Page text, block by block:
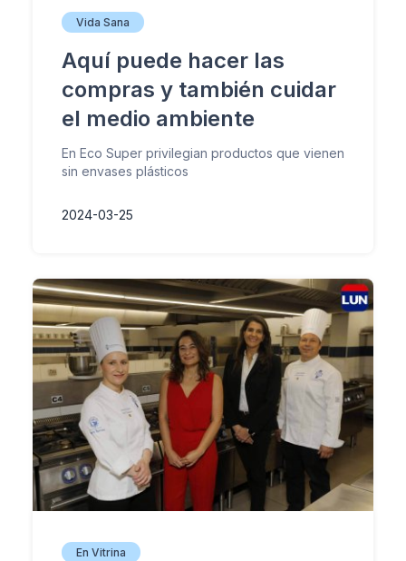
Vida Sana
Aquí puede hacer las
compras y también cuidar
el medio ambiente
En Eco Super privilegian productos que vienen
sin envases plásticos
2024-03-25
En Vitrina